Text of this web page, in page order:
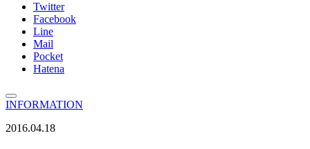
Twitter
Facebook
Line
Mail
Pocket
Hatena
INFORMATION
2016.04.18